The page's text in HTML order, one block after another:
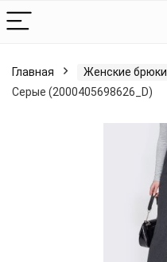
Главная Женские брюки
Серые (2000405698626_D)